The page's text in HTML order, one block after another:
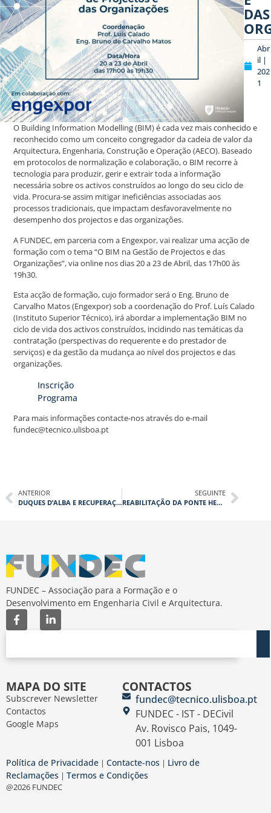
DAS
Abr
il |
202
1
O Building Information Modelling (BIM) é cada vez mais conhecido e
reconhecido como um conceito congregador da cadeia de valor da
Arquitectura, Engenharia, Construção e Operação (AECO). Baseado
em protocolos de normalização e colaboração, o BIM recorre à
tecnologia para produzir, gerir e extrair toda a informação
necessária sobre os activos construídos ao longo do seu ciclo de
vida. Procura-se assim mitigar ineficiências associadas aos
processos tradicionais, que impactam desfavoravelmente no
desempenho dos projectos e das organizações.
A FUNDEC, em parceria com a Engexpor, vai realizar uma acção de
formação com o tema “O BIM na Gestão de Projectos e das
Organizações”, via online nos dias 20 a 23 de Abril, das 17h00 às
19h30.
Esta acção de formação, cujo formador será o Eng. Bruno de
Carvalho Matos (Engexpor) sob a coordenação do Prof. Luís Calado
(Instituto Superior Técnico), irá abordar a implementação BIM no
ciclo de vida dos activos construídos, incidindo nas temáticas da
contratação (perspectivas do requerente e do prestador de
serviços) e da gestão da mudança ao nível dos projectos e das
organizações.
Inscrição
Programa
Para mais informações contacte-nos através do e-mail
fundec@tecnico.ulisboa.pt
ANTERIOR
DUQUES D’ALBA E RECUPERAÇÃO DA PONTE-CAIS, PORTO DA CLC, GUINÉ-BISSAU
SEGUINTE
REABILITAÇÃO DA PONTE HERCÍLIO LUZ EM FLORIANÓPOLIS, BRASIL
FUNDEC – Associação para a Formação e o
Desenvolvimento em Engenharia Civil e Arquitectura.
MAPA DO SITE
Subscrever Newsletter
Contactos
Google Maps
CONTACTOS
fundec@tecnico.ulisboa.pt
FUNDEC - IST - DECivil
Av. Rovisco Pais, 1049-
001 Lisboa
Política de Privacidade | Contacte-nos | Livro de
Reclamações | Termos e Condições
@2026 FUNDEC